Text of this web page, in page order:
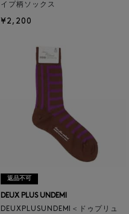
イプ柄ソックス
¥2,200
返品不可
DEUX PLUS UNDEMI
DEUXPLUSUNDEMI＜ドゥプリュ